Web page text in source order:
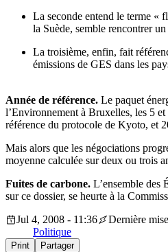
La seconde entend le terme «
la Suède, semble rencontrer
La troisième, enfin, fait
émissions de GES dans les
Année de référence. Le paquet
l’Environnement à Bruxelles, les 5
référence du protocole de Kyoto, et
Mais alors que les négociations
moyenne calculée sur deux ou trois
Fuites de carbone. L’ensemble des
sur ce dossier, se heurte à la
Jul 4, 2008 - 11:36
Dernière
Politique
Print Partager